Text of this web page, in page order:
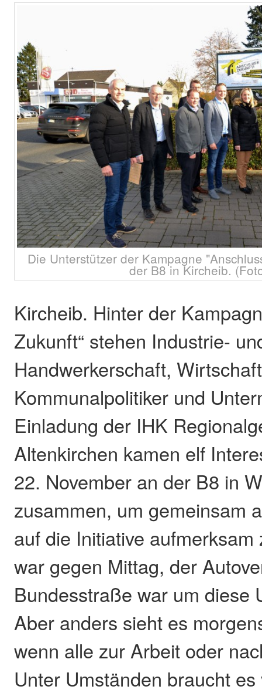
Die Unterstützer der Kampagne
der B8 in Kircheib.
Kircheib. Hinter der
Zukunft“ stehen Industrie-
Handwerkerschaft,
Kommunalpolitiker und
Einladung der IHK
Altenkirchen kamen elf
22. November an der B8 in
zusammen, um gemeinsam
auf die Initiative
war gegen Mittag, der
Bundesstraße war um diese
Aber anders sieht es
wenn alle zur Arbeit oder
Unter Umständen braucht